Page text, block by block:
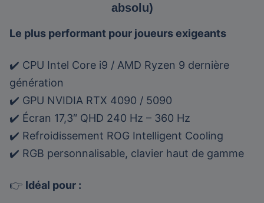
absolu)
Le plus performant pour joueurs exigeants
✔️ CPU Intel Core i9 / AMD Ryzen 9 dernière
génération
✔️ GPU NVIDIA RTX 4090 / 5090
✔️ Écran 17,3″ QHD 240 Hz – 360 Hz
✔️ Refroidissement ROG Intelligent Cooling
✔️ RGB personnalisable, clavier haut de gamme
👉 Idéal pour :